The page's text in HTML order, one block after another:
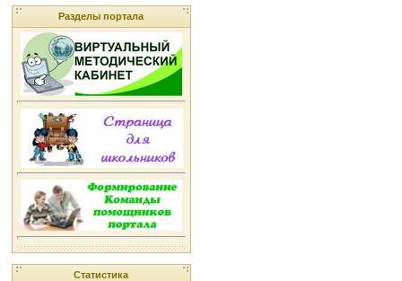
Разделы портала
Статистика